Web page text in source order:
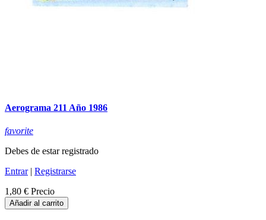
Aerograma 211 Año 1986
favorite
Debes de estar registrado
Entrar| Registrarse
1,80 € Precio
Añadir al carrito